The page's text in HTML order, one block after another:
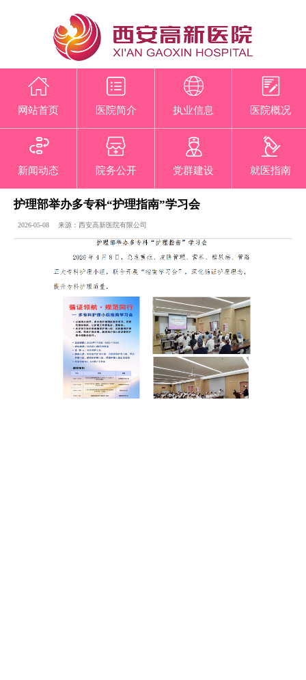
网站首页 医院简介 执业信息 医院概况
新闻动态 院务公开 党群建设 就医指南
护理部举办多专科“护理指南”学习会
2026-05-08 来源：西安高新医院有限公司